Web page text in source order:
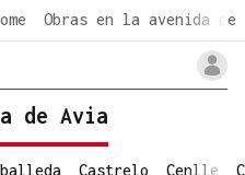
Obras en la avenida de
de Avia
Castrelo Cenlle